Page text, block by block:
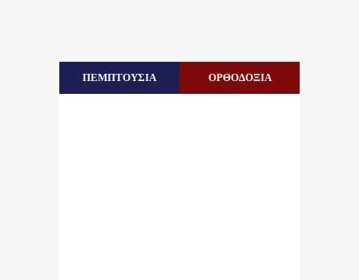
ΠΕΜΠΤΟΥΣΙΑ ΟΡΘΟΔΟΞΙΑ